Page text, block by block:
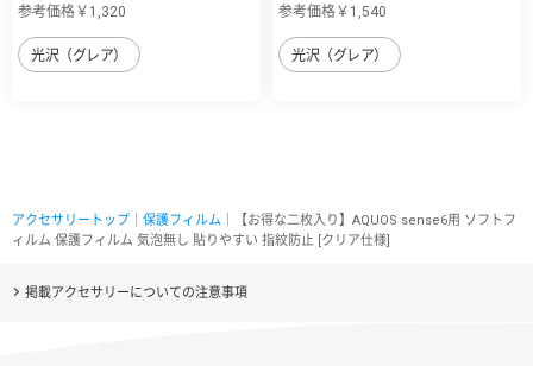
参考価格￥1,320
光沢（グレア）
参考価格￥1,540
光沢（グレア）
アクセサリートップ 保護フィルム ｜【お得な二枚入り】AQUOS sense6用 ソフトフ
ィルム 保護フィルム 気泡無し 貼りやすい 指紋防止 [クリア仕様]
掲載アクセサリーについての注意事項